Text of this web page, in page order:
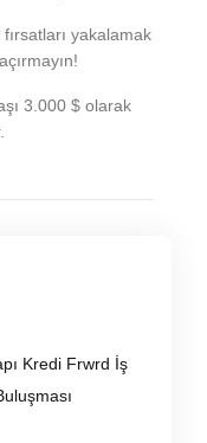
yakalamak
3.000 $ olarak
Kredi Frwrd İş